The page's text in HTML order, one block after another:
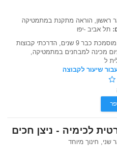
ראשון, הוראה מתקנת במתמטיקה
תל אביב -יפו
מורה פרטית מוסמכת כבר 9 שנים, הדרכתי קבוצות
מכינה למבחנים במתמטיקה,
ל
לכימיה - ניצן חכים
שני, חינוך מיוחד